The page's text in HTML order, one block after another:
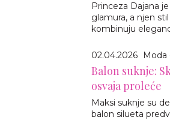
Princeza Dajana
glamura, a njen
kombinuju
02.04.2026 Moda
Balon suknje:
osvaja proleće
Maksi suknje su
balon silueta